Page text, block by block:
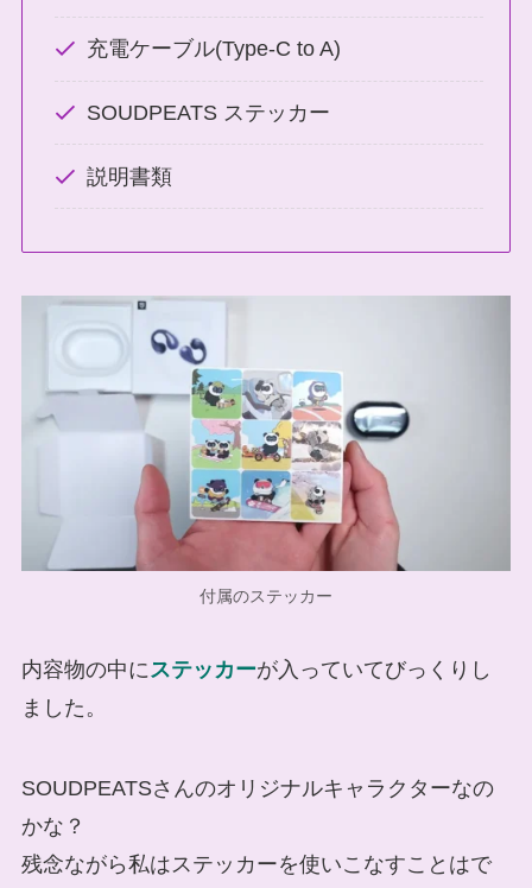
充電ケーブル(Type-C to A)
SOUDPEATS ステッカー
説明書類
付属のステッカー
内容物の中にステッカーが入っていてびっくりし
ました。
SOUDPEATSさんのオリジナルキャラクターなの
かな？
残念ながら私はステッカーを使いこなすことはで